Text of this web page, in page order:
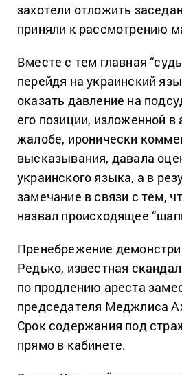
захотели отложить
приняли к рассмотрению
Вместе с тем главная
перейдя на украинский
оказать давление на
его позиции, изложенной в
жалобе, иронически
высказывания, давала
украинского языка, а в
замечание в связи с тем,
назвал происходящее
Пренебрежение
Редько, известная
по продлению ареста
председателя Меджлиса
Срок содержания под
прямо в кабинете.